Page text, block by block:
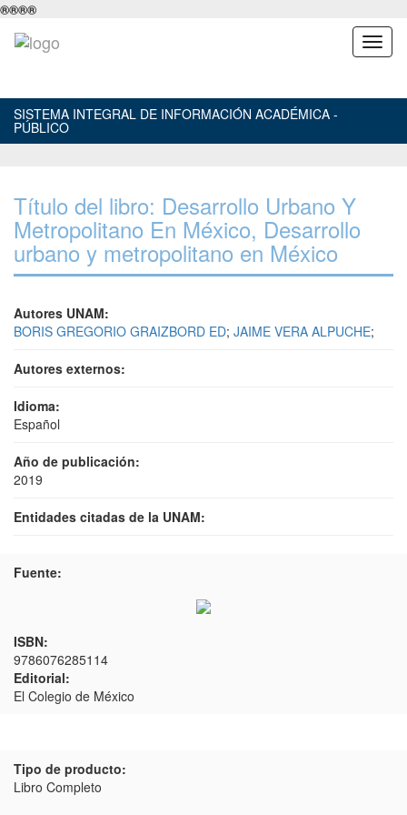
®®®®
SISTEMA INTEGRAL DE INFORMACIÓN ACADÉMICA -
PÚBLICO
Título del libro: Desarrollo Urbano Y
Metropolitano En México, Desarrollo
urbano y metropolitano en México
Autores UNAM:
BORIS GREGORIO GRAIZBORD ED; JAIME VERA ALPUCHE;
Autores externos:
Idioma:
Español
Año de publicación:
2019
Entidades citadas de la UNAM:
Fuente:
ISBN:
9786076285114
Editorial:
El Colegio de México
Tipo de producto:
Libro Completo